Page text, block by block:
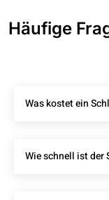
Häufige
Was kostet ein
Wie schnell ist der